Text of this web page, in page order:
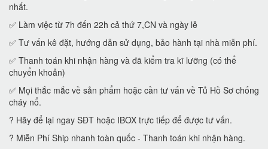
nhất.
✅ Làm việc từ 7h đến 22h cả thứ 7,CN và ngày lễ
✅ Tư vấn kê đặt, hướng dẫn sử dụng, bảo hành tại nhà miễn phí.
✅ Thanh toán khi nhận hàng và đã kiểm tra kĩ lưỡng (có thể
chuyển khoản)
✅ Mọi thắc mắc về sản phẩm hoặc cần tư vấn về Tủ Hồ Sơ chống
cháy nổ.
? Hãy để lại ngay SĐT hoặc IBOX trực tiếp để được tư vấn.
? Miễn Phí Ship nhanh toàn quốc - Thanh toán khi nhận hàng.